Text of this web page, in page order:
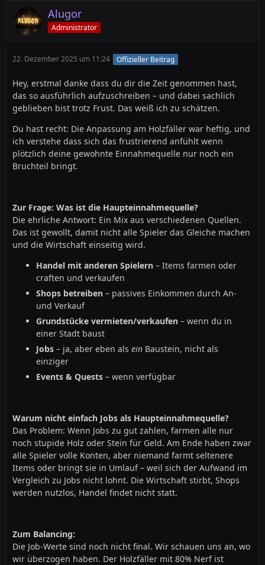
Alugor
Administrator
22. Dezember 2025 um 11:24 Offizieller Beitrag
Hey, erstmal danke dass du dir die Zeit genommen hast,
das so ausführlich aufzuschreiben – und dabei sachlich
geblieben bist trotz Frust. Das weiß ich zu schätzen.
Du hast recht: Die Anpassung am Holzfäller war heftig, und
ich verstehe dass sich das frustrierend anfühlt wenn
plötzlich deine gewohnte Einnahmequelle nur noch ein
Bruchteil bringt.
Zur Frage: Was ist die Haupteinnahmequelle?
Die ehrliche Antwort: Ein Mix aus verschiedenen Quellen.
Das ist gewollt, damit nicht alle Spieler das Gleiche machen
und die Wirtschaft einseitig wird.
Handel mit anderen Spielern – Items farmen oder
craften und verkaufen
Shops betreiben – passives Einkommen durch An-
und Verkauf
Grundstücke vermieten/verkaufen – wenn du in
einer Stadt baust
Jobs – ja, aber eben als ein Baustein, nicht als
einziger
Events & Quests – wenn verfügbar
Warum nicht einfach Jobs als Haupteinnahmequelle?
Das Problem: Wenn Jobs zu gut zahlen, farmen alle nur
noch stupide Holz oder Stein für Geld. Am Ende haben zwar
alle Spieler volle Konten, aber niemand farmt seltenere
Items oder bringt sie in Umlauf – weil sich der Aufwand im
Vergleich zu Jobs nicht lohnt. Die Wirtschaft stirbt, Shops
werden nutzlos, Handel findet nicht statt.
Zum Balancing:
Die Job-Werte sind noch nicht final. Wir schauen uns an, wo
wir überzogen haben. Der Holzfäller mit 80% Nerf ist